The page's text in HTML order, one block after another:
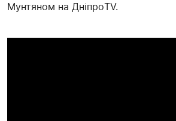
Мунтяном на ДніпроTV.